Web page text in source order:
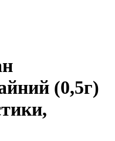
(0,5г)